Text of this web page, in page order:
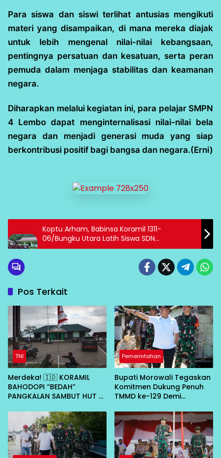
Para siswa dan siswi terlihat antusias mengikuti
materi yang disampaikan, di mana mereka diajak
untuk lebih mengenal nilai-nilai kebangsaan,
pentingnya persatuan dan kesatuan, serta peran
pemuda dalam menjaga stabilitas dan keamanan
negara.
Diharapkan melalui kegiatan ini, para pelajar SMPN
4 Lembo dapat menginternalisasi nilai-nilai bela
negara dan menjadi generasi muda yang siap
berkontribusi positif bagi bangsa dan negara.(Erni)
Koptu Arham, Babinsa Koramil 1311-
06/Bungku Utara Latih Siswa SDN
Mamosalato
Pos Terkait
TNI
Merdeka! 🇮🇩 KORAMIL
BAHODOPI “BEDAH”
PANGKALAN SAMBUT HUT RI
Pemerintahan
Bupati Morowali Tegaskan
Komitmen Dukung Penuh
TMMD ke-129 Demi
Desa